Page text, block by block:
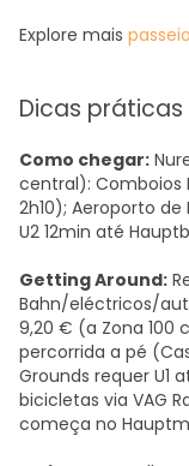
Explore mais
Dicas práticas
Como chegar:
central): Comboios
2h10); Aeroporto
U2 12min até
Getting Around:
Bahn/eléctricos/
9,20 € (a Zona 100
percorrida a pé
Grounds requer U1
bicicletas via VAG
começa no